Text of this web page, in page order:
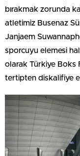
bırakmak zorunda
atletimiz Busenaz
Janjaem
sporcuyu elemesi
olarak Türkiye Boks
tertipten diskalifiye